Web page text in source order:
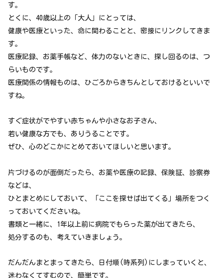
す。
とくに、40歳以上の「大人」にとっては、
健康や医療といった、命に関わることと、密接にリンクしてきま
す。
医療記録、お薬手帳など、体力のないときに、探し回るのは、つ
らいものです。
医療関係の情報ものは、ひごろからきちんとしておけるといいで
すね。
すぐ症状がでやすい赤ちゃんや小さなお子さん、
若い健康な方でも、ありうることです。
ぜひ、心のどこかにとめておいてほしいと思います。
片づけるのが面倒だったら、お薬や医療の記録、保険証、診察券
などは、
ひとまとめにしておいて、「ここを探せば出てくる」場所をつく
っておいてくださいね。
書類と一緒に、1年以上前に病院でもらった薬が出てきたら、
処分するのも、考えていきましょう。
だんだんまとまってきたら、日付順(時系列)にしまっていくと、
迷わなくてすむので、簡単です。